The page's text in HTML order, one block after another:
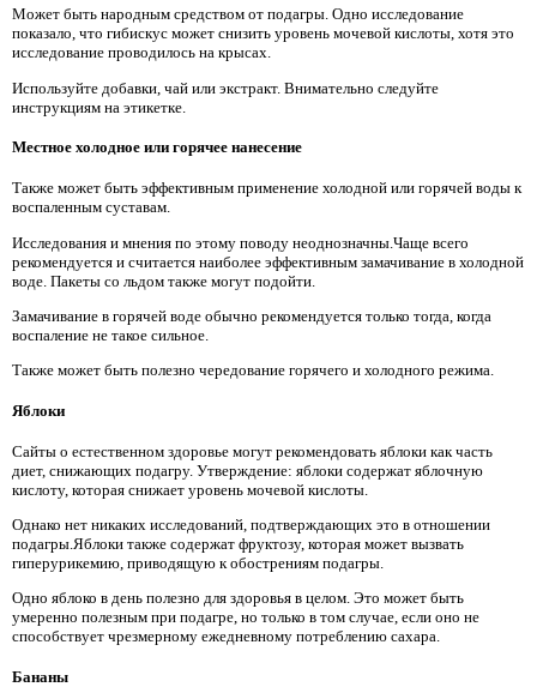
Может быть народным средством от подагры. Одно исследование
показало, что гибискус может снизить уровень мочевой кислоты, хотя это
исследование проводилось на крысах.
Используйте добавки, чай или экстракт. Внимательно следуйте
инструкциям на этикетке.
Местное холодное или горячее нанесение
Также может быть эффективным применение холодной или горячей воды к
воспаленным суставам.
Исследования и мнения по этому поводу неоднозначны.Чаще всего
рекомендуется и считается наиболее эффективным замачивание в холодной
воде. Пакеты со льдом также могут подойти.
Замачивание в горячей воде обычно рекомендуется только тогда, когда
воспаление не такое сильное.
Также может быть полезно чередование горячего и холодного режима.
Яблоки
Сайты о естественном здоровье могут рекомендовать яблоки как часть
диет, снижающих подагру. Утверждение: яблоки содержат яблочную
кислоту, которая снижает уровень мочевой кислоты.
Однако нет никаких исследований, подтверждающих это в отношении
подагры.Яблоки также содержат фруктозу, которая может вызвать
гиперурикемию, приводящую к обострениям подагры.
Одно яблоко в день полезно для здоровья в целом. Это может быть
умеренно полезным при подагре, но только в том случае, если оно не
способствует чрезмерному ежедневному потреблению сахара.
Бананы